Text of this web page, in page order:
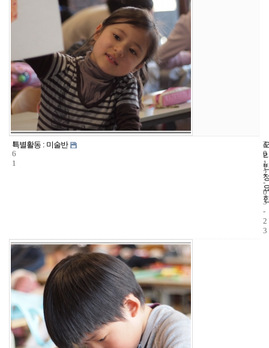
1
6
1
특별활동 : 미술반
4
0
2
0
1
2
-
0
3
-
2
3